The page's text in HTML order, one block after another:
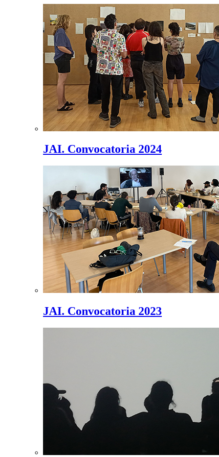
JAI. Convocatoria 2024
JAI. Convocatoria 2023